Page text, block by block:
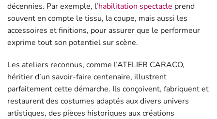
décennies. Par exemple, l’habilitation spectacle prend
souvent en compte le tissu, la coupe, mais aussi les
accessoires et finitions, pour assurer que le performeur
exprime tout son potentiel sur scène.
Les ateliers reconnus, comme l’ATELIER CARACO,
héritier d’un savoir-faire centenaire, illustrent
parfaitement cette démarche. Ils conçoivent, fabriquent et
restaurent des costumes adaptés aux divers univers
artistiques, des pièces historiques aux créations